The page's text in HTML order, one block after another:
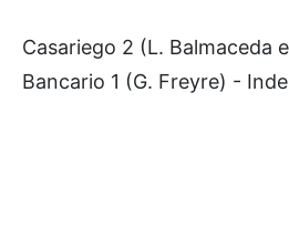
Casariego 2 (L. Balmaceda
Bancario 1 (G. Freyre) -